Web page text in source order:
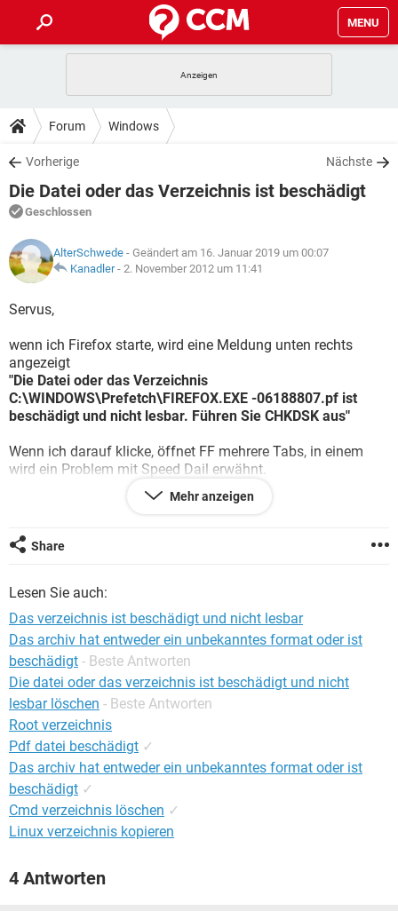
MENU
ANDROID
WINDOWS 10
WHATSAPP TIKTOK
FACEBOOK
TIPPS & TRICKS
SPIELE
WINDOWS 10
WHATSAPP
FACEBOOK HARDWARE
DOWNLOADS
SPIELE STREAMING
ANDROID
WINDOWS 10 INSTAGRAM
WHATSAPP
FACEBOOK
FORUM
SPIELE
ANDROID IOS
FACEBOOK
LEXIKON
SPIELE
ANDROID
WINDOWS 10 INSTAGRAM
WHATSAPP
FACEBOOK HARDWARE
Forum Windows
Vorherige Nächste
Die Datei oder das Verzeichnis ist beschädigt
Geschlossen
AlterSchwede - Geändert am 16. Januar 2019 um 00:07
Kanadler- 2. November 2012 um 11:41
Servus,
wenn ich Firefox starte, wird eine Meldung unten rechts
angezeigt
"Die Datei oder das Verzeichnis
C:\WINDOWS\Prefetch\FIREFOX.EXE -06188807.pf ist
beschädigt und nicht lesbar. Führen Sie CHKDSK aus"
Wenn ich darauf klicke, öffnet FF mehrere Tabs, in einem
wird ein Problem mit Speed Dail erwähnt.
Habt ihr eine Lösung für dieses Problem?
Mehr anzeigen
Share
Lesen Sie auch:
Das verzeichnis ist beschädigt und nicht lesbar
Das archiv hat entweder ein unbekanntes format oder ist
beschädigt - Beste Antworten
Die datei oder das verzeichnis ist beschädigt und nicht
lesbar löschen - Beste Antworten
Root verzeichnis
Pdf datei beschädigt ✓
Das archiv hat entweder ein unbekanntes format oder ist
beschädigt ✓
Cmd verzeichnis löschen ✓
Linux verzeichnis kopieren
4 Antworten